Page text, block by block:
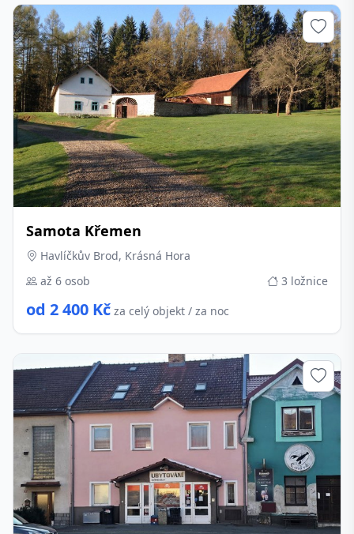
Samota Křemen
Havlíčkův Brod, Krásná Hora
až 6 osob
3 ložnice
od 2 400 Kč za celý objekt / za noc